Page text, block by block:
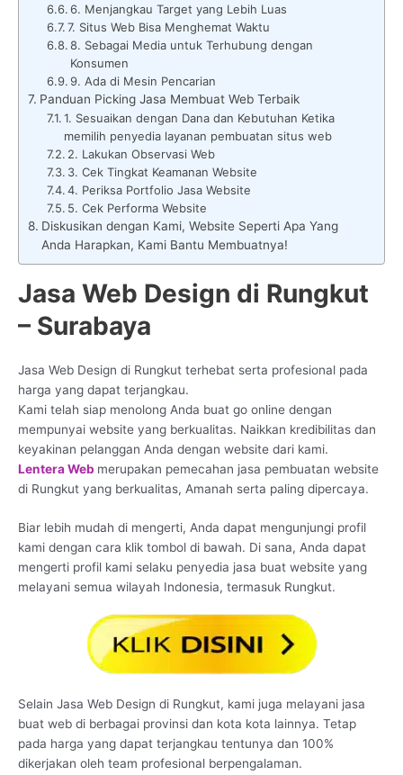
6. Menjangkau Target yang Lebih Luas
7. Situs Web Bisa Menghemat Waktu
8. Sebagai Media untuk Terhubung dengan
Konsumen
9. Ada di Mesin Pencarian
Panduan Picking Jasa Membuat Web Terbaik
1. Sesuaikan dengan Dana dan Kebutuhan Ketika
memilih penyedia layanan pembuatan situs web
2. Lakukan Observasi Web
3. Cek Tingkat Keamanan Website
4. Periksa Portfolio Jasa Website
5. Cek Performa Website
Diskusikan dengan Kami, Website Seperti Apa Yang
Anda Harapkan, Kami Bantu Membuatnya!
Jasa Web Design di Rungkut
– Surabaya
Jasa Web Design di Rungkut terhebat serta profesional pada
harga yang dapat terjangkau.
Kami telah siap menolong Anda buat go online dengan
mempunyai website yang berkualitas. Naikkan kredibilitas dan
keyakinan pelanggan Anda dengan website dari kami.
Lentera Web merupakan pemecahan jasa pembuatan website
di Rungkut yang berkualitas, Amanah serta paling dipercaya.
Biar lebih mudah di mengerti, Anda dapat mengunjungi profil
kami dengan cara klik tombol di bawah. Di sana, Anda dapat
mengerti profil kami selaku penyedia jasa buat website yang
melayani semua wilayah Indonesia, termasuk Rungkut.
Selain Jasa Web Design di Rungkut, kami juga melayani jasa
buat web di berbagai provinsi dan kota kota lainnya. Tetap
pada harga yang dapat terjangkau tentunya dan 100%
dikerjakan oleh team profesional berpengalaman.